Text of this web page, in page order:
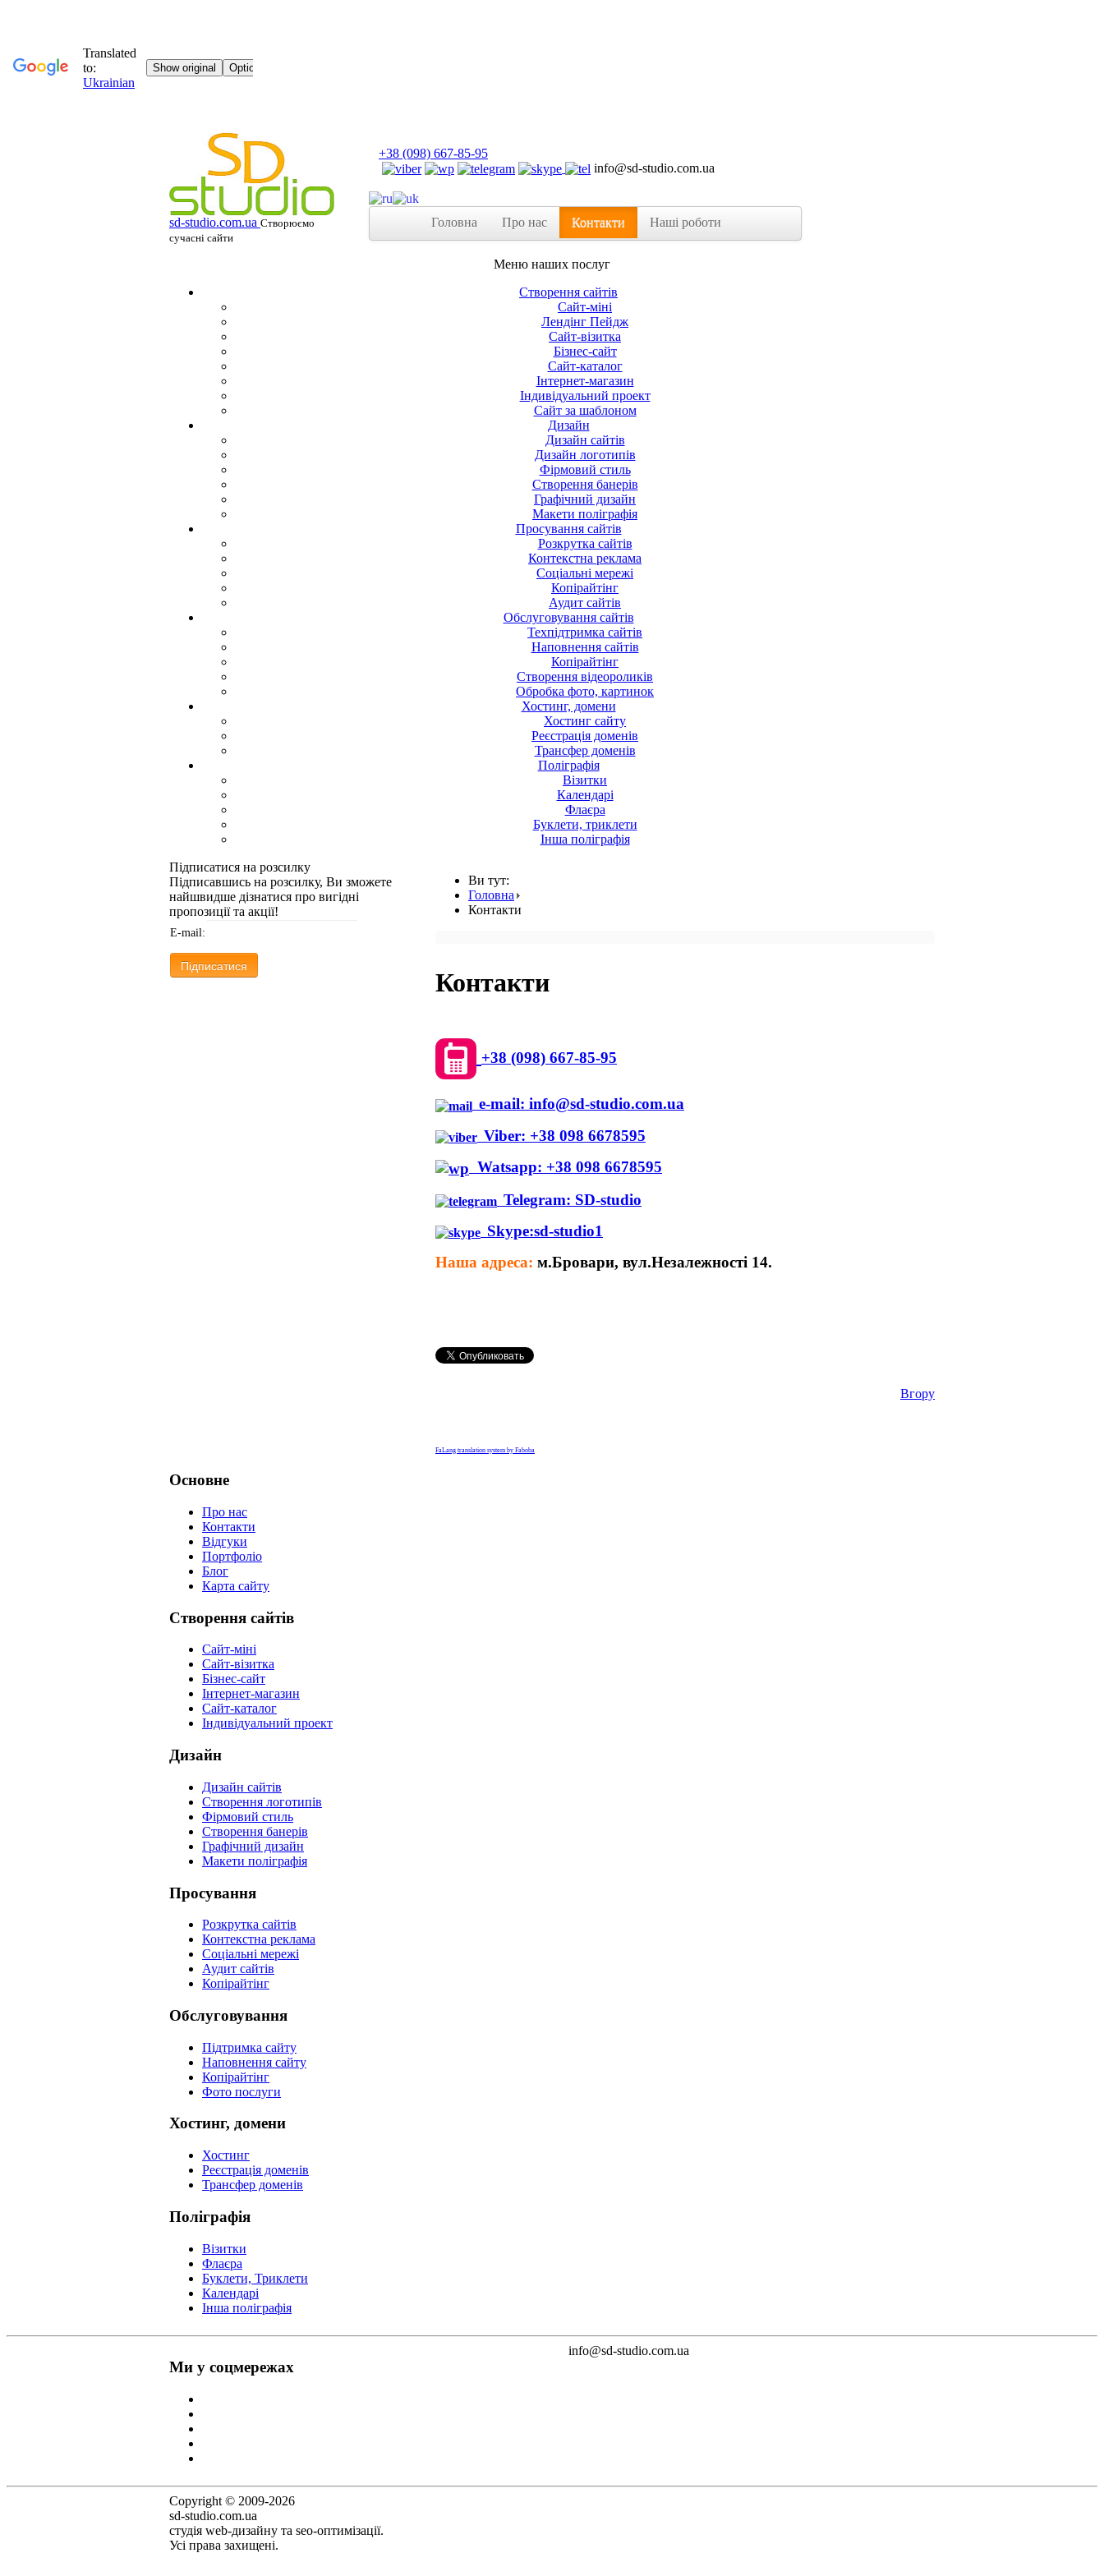
sd-studio.com.ua Створюємо
сучасні сайти
+38 (098) 667-85-95
info@sd-studio.com.ua
Головна Про нас Контакти Наші роботи
Меню наших послуг
Створення сайтів
Сайт-міні
Лендінг Пейдж
Сайт-візитка
Бізнес-сайт
Сайт-каталог
Інтернет-магазин
Індивідуальний проект
Сайт за шаблоном
Дизайн
Дизайн сайтів
Дизайн логотипів
Фірмовий стиль
Створення банерів
Графічний дизайн
Макети поліграфія
Просування сайтів
Розкрутка сайтів
Контекстна реклама
Соціальні мережі
Копірайтінг
Аудит сайтів
Обслуговування сайтів
Техпідтримка сайтів
Наповнення сайтів
Копірайтінг
Створення відеороликів
Обробка фото, картинок
Хостинг, домени
Хостинг сайту
Реєстрація доменів
Трансфер доменів
Поліграфія
Візитки
Календарі
Флаєра
Буклети, триклети
Інша поліграфія
Ви тут:
Головна
Контакти
Контакти
+38 (098) 667-85-95
e-mail: info@sd-studio.com.ua
Viber: +38 098 6678595
Watsapp: +38 098 6678595
Telegram: SD-studio
Skype:sd-studio1
Наша адреса: м.Бровари, вул.Незалежності 14.
Вгору
FaLang translation system by Faboba
Підписатися на розсилку
Підписавшись на розсилку, Ви зможете
найшвидше дізнатися про вигідні
пропозиції та акції!
E-mail:
Основне
Про нас
Контакти
Відгуки
Портфоліо
Блог
Карта сайту
Створення сайтів
Сайт-міні
Сайт-візитка
Бізнес-сайт
Інтернет-магазин
Сайт-каталог
Індивідуальний проект
Дизайн
Дизайн сайтів
Створення логотипів
Фірмовий стиль
Створення банерів
Графічний дизайн
Макети поліграфія
Просування
Розкрутка сайтів
Контекстна реклама
Соціальні мережі
Аудит сайтів
Копірайтінг
Обслуговування
Підтримка сайту
Наповнення сайту
Копірайтінг
Фото послуги
Хостинг, домени
Хостинг
Реєстрація доменів
Трансфер доменів
Поліграфія
Візитки
Флаєра
Буклети, Триклети
Календарі
Інша поліграфія
Ми у соцмережах
info@sd-studio.com.ua
Copyright © 2009-2026
sd-studio.com.ua
студія web-дизайну та seo-оптимізації.
Усі права захищені.